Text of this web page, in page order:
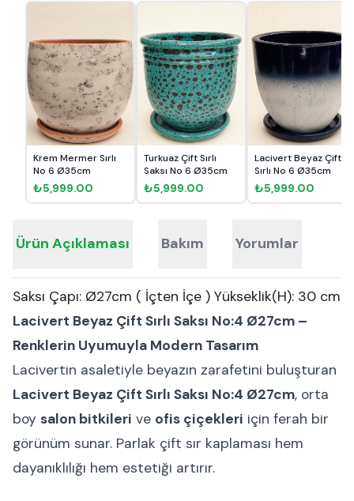
Krem Mermer Sırlı
No 6 Ø35cm
₺5,999.00
Turkuaz Çift Sırlı
Saksı No 6 Ø35cm
₺5,999.00
Lacivert Beyaz Çift
Sırlı No 6 Ø35cm
₺5,999.00
Ürün Açıklaması Bakım Yorumlar
Saksı Çapı: Ø27cm ( İçten İçe ) Yükseklik(H): 30 cm
Lacivert Beyaz Çift Sırlı Saksı No:4 Ø27cm –
Renklerin Uyumuyla Modern Tasarım
Lacivertin asaletiyle beyazın zarafetini buluşturan
Lacivert Beyaz Çift Sırlı Saksı No:4 Ø27cm, orta
boy salon bitkileri ve ofis çiçekleri için ferah bir
görünüm sunar. Parlak çift sır kaplaması hem
dayanıklılığı hem estetiği artırır.